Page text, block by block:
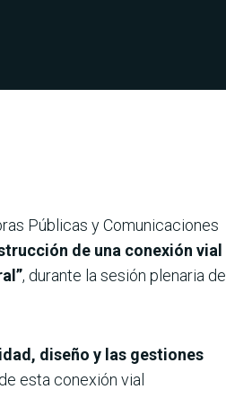
Públicas y Comunicaciones
de una conexión vial
, durante la sesión plenaria de
diseño y las gestiones
esta conexión vial